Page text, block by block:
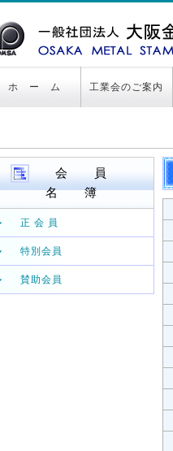
ホ ー ム 工業会のご案内
会 員
名 簿
正 会 員
特別会員
賛助会員